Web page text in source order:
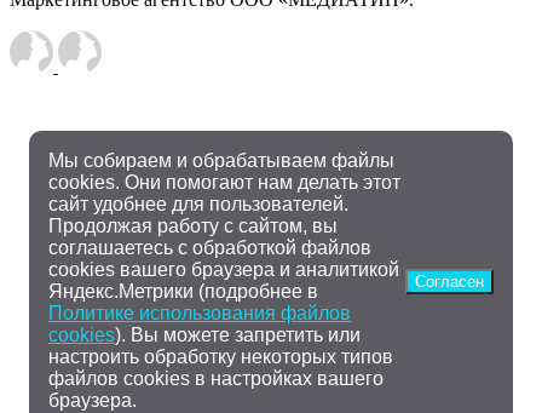
Мы собираем и обрабатываем файлы
cookies. Они помогают нам делать этот
сайт удобнее для пользователей.
Продолжая работу с сайтом, вы
соглашаетесь с обработкой файлов
cookies вашего браузера и аналитикой
Яндекс.Метрики (подробнее в
Политике использования файлов
cookies). Вы можете запретить или
настроить обработку некоторых типов
файлов cookies в настройках вашего
браузера.
Согласен